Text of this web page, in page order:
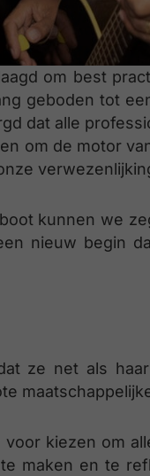
om best
geboden tot
dat alle
om de motor
kunnen we
nieuw begin
ze net als
voor kiezen om
maken en te